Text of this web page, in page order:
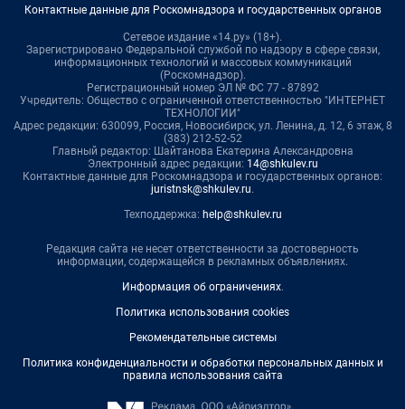
Контактные данные для Роскомнадзора и государственных органов
Сетевое издание «14.ру» (18+).
Зарегистрировано Федеральной службой по надзору в сфере связи,
информационных технологий и массовых коммуникаций
(Роскомнадзор).
Регистрационный номер ЭЛ № ФС 77 - 87892
Учредитель: Общество с ограниченной ответственностью "ИНТЕРНЕТ
ТЕХНОЛОГИИ"
Адрес редакции: 630099, Россия, Новосибирск, ул. Ленина, д. 12, 6 этаж, 8
(383) 212-52-52
Главный редактор: Шайтанова Екатерина Александровна
Электронный адрес редакции: 14@shkulev.ru
Контактные данные для Роскомнадзора и государственных органов:
juristnsk@shkulev.ru.
Техподдержка: help@shkulev.ru
Редакция сайта не несет ответственности за достоверность
информации, содержащейся в рекламных объявлениях.
Информация об ограничениях.
Политика использования cookies
Рекомендательные системы
Политика конфиденциальности и обработки персональных данных и
правила использования сайта